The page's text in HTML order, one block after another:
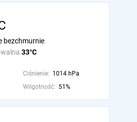
33°C
bezchmurnie
Ciśnienie: 1014 hPa
Wilgotność: 51%